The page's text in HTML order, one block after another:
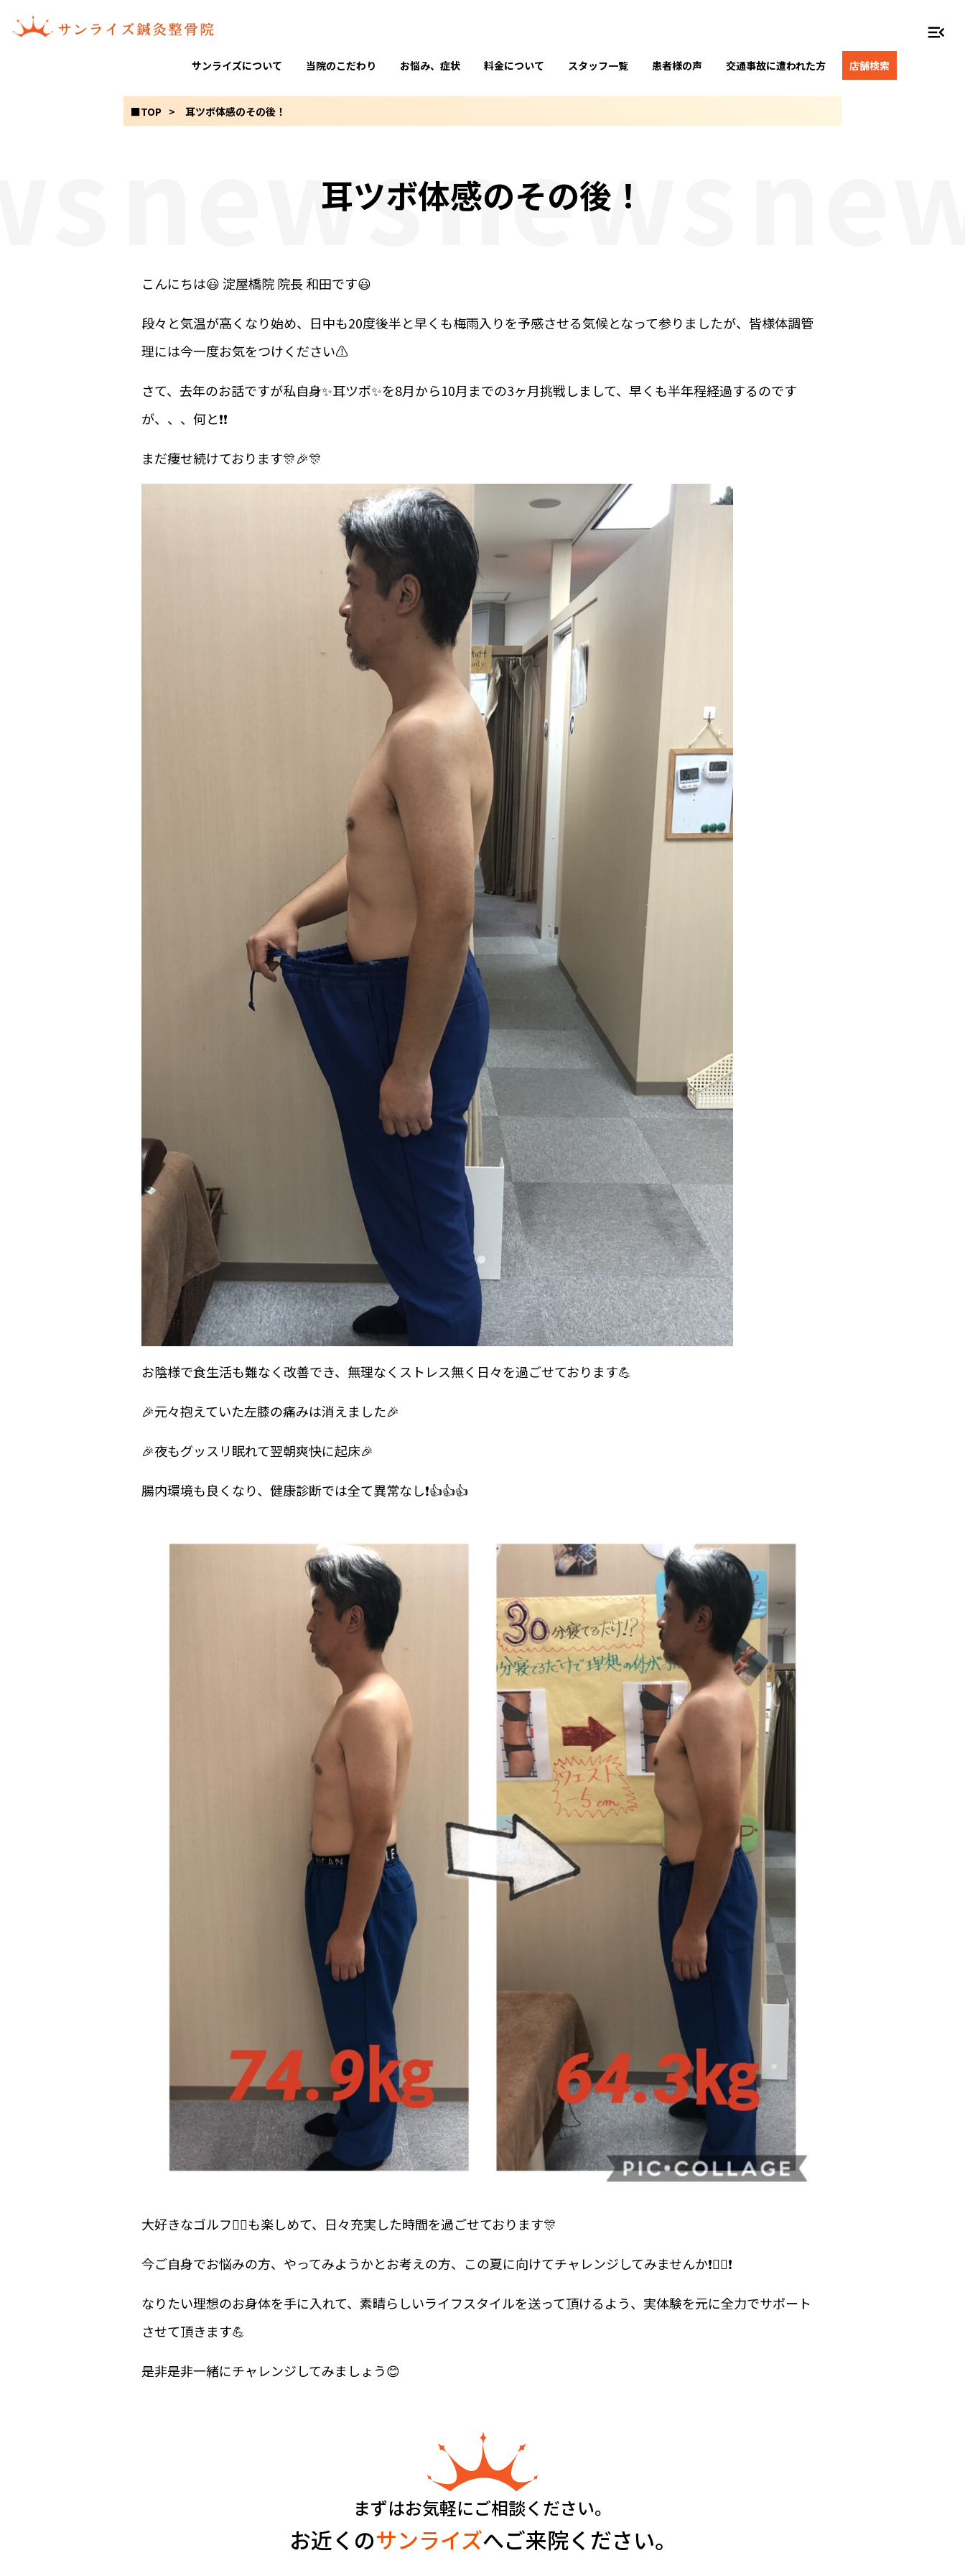
サンライズについて 当院のこだわり お悩み、症状 料金について スタッフ一覧 患者様の声 交通事故に遭われた方 店舗検索
menu_open
■TOP 耳ツボ体感のその後！
newsnews
耳ツボ体感のその後！
こんにちは😃 淀屋橋院 院長 和田です😃
段々と気温が高くなり始め、日中も20度後半と早くも梅雨入りを予感させる気候となって参りましたが、皆様体調管
理には今一度お気をつけください⚠️
さて、去年のお話ですが私自身✨耳ツボ✨を8月から10月までの3ヶ月挑戦しまして、早くも半年程経過するのです
が、、、何と❗️❗️
まだ痩せ続けております🎊🎉🎊
お陰様で食生活も難なく改善でき、無理なくストレス無く日々を過ごせております💪
🎉元々抱えていた左膝の痛みは消えました🎉
🎉夜もグッスリ眠れて翌朝爽快に起床🎉
腸内環境も良くなり、健康診断では全て異常なし❗️👍👍👍
大好きなゴルフ🏌️‍♀️も楽しめて、日々充実した時間を過ごせております🎊
今ご自身でお悩みの方、やってみようかとお考えの方、この夏に向けてチャレンジしてみませんか❗️🙆‍♂️❗️
なりたい理想のお身体を手に入れて、素晴らしいライフスタイルを送って頂けるよう、実体験を元に全力でサポート
させて頂きます💪
是非是非一緒にチャレンジしてみましょう😊
まずはお気軽にご相談ください。
お近くのサンライズへご来院ください。